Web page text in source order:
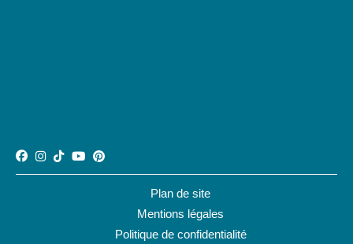
Plan de site
Mentions légales
Politique de confidentialité